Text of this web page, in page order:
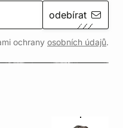
odebírat
ochrany osobních údajů.